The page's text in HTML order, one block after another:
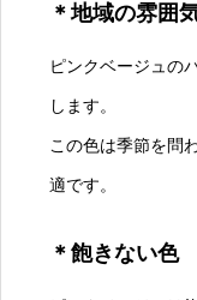
＊地域の雰囲
ピンクベージュの
します。
この色は季節を問
適です。
＊飽きない色